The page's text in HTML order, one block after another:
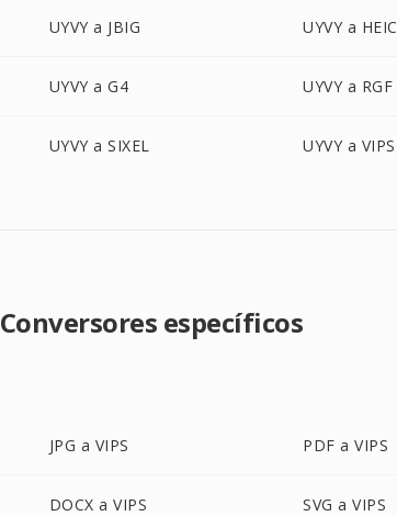
UYVY a JBIG UYVY a HEIC
UYVY a G4 UYVY a RGF
UYVY a SIXEL UYVY a VIPS
Conversores específicos
JPG a VIPS PDF a VIPS
DOCX a VIPS SVG a VIPS